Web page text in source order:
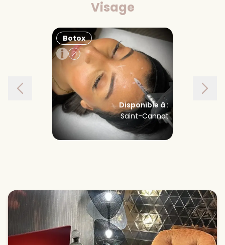
Visage
Botox
Disponible à :
Saint-Cannat